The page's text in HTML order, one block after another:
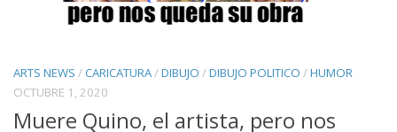
ARTS NEWS /CARICATURA/DIBUJO /DIBUJO POLITICO /HUMOR
OCTUBRE 1, 2020
Muere Quino, el artista, pero nos